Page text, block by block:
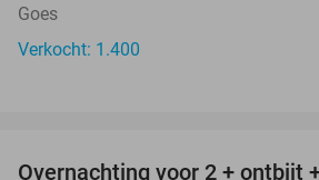
Goes
Verkocht: 1.400
Overnachting voor 2 + ontbijt